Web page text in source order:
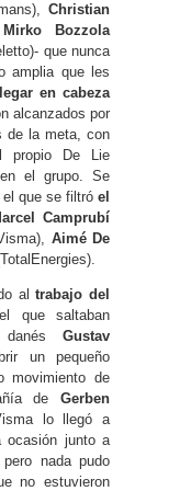
Christian
Mirko Bozzola
que nunca
amplia que les
en cabeza
alcanzados por
de la meta, con
propio De Lie
en el grupo. Se
que se filtró el
Camprubí
Aimé De
altrabajo del
que saltaban
danés Gustav
un pequeño
movimiento de
deGerben
lo llegó a
ocasión junto a
pero nada pudo
no estuvieron